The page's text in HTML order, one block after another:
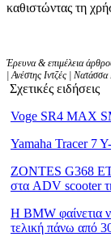
καθιστώντας τη
Έρευνα & επιμέλεια
| Ανέστης Ιντζές |
Σχετικές ειδήσεις
Voge SR4 MAX
Yamaha Tracer 7
ZONTES G368
στα ADV scooter
Η BMW φαίνετια
τελική πάνω από